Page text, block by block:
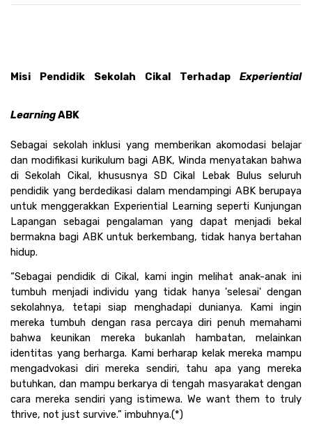
Misi Pendidik Sekolah Cikal Terhadap Experiential
Learning ABK
Sebagai sekolah inklusi yang memberikan akomodasi belajar
dan modifikasi kurikulum bagi ABK, Winda menyatakan bahwa
di Sekolah Cikal, khususnya SD Cikal Lebak Bulus seluruh
pendidik yang berdedikasi dalam mendampingi ABK berupaya
untuk menggerakkan Experiential Learning seperti Kunjungan
Lapangan sebagai pengalaman yang dapat menjadi bekal
bermakna bagi ABK untuk berkembang, tidak hanya bertahan
hidup.
“Sebagai pendidik di Cikal, kami ingin melihat anak-anak ini
tumbuh menjadi individu yang tidak hanya 'selesai' dengan
sekolahnya, tetapi siap menghadapi dunianya. Kami ingin
mereka tumbuh dengan rasa percaya diri penuh memahami
bahwa keunikan mereka bukanlah hambatan, melainkan
identitas yang berharga. Kami berharap kelak mereka mampu
mengadvokasi diri mereka sendiri, tahu apa yang mereka
butuhkan, dan mampu berkarya di tengah masyarakat dengan
cara mereka sendiri yang istimewa. We want them to truly
thrive, not just survive.” imbuhnya.(*)